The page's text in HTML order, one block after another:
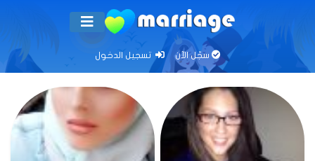
سجّل الآن تسجيل الدخول